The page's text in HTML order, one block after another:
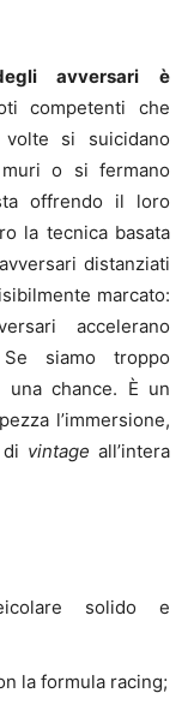
avversari è
competenti che
si suicidano
muri o si fermano
offrendo il loro
la tecnica basata
distanziati
marcato:
accelerano
Se siamo troppo
chance. È un
l’immersione,
vintage all’intera
solido e
la formula racing;